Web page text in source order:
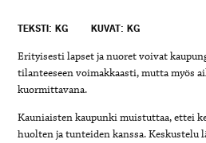
TEKSTI: KG KUVAT: KG
Erityisesti lapset ja nuoret voivat
tilanteeseen voimakkaasti, mutta myös
kuormittavana.
Kauniaisten kaupunki muistuttaa, ettei
huolten ja tunteiden kanssa. Keskustelu